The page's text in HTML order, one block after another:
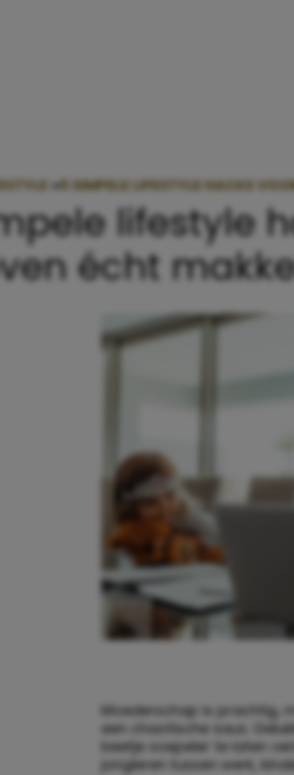
»5 SIMPELE LIFESTYLE HACKS
lifestyle
écht
Moederschap is prachtig,
een chaotische saus.
beetje soepeler te laten
jongleren tussen werk,